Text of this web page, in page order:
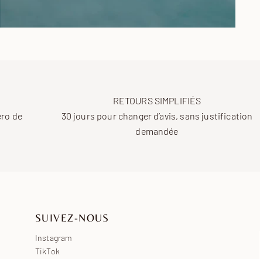
de
RETOURS SIMPLIFIÉS
30 jours pour changer d’avis, sans justification
demandée
SUIVEZ-NOUS
Instagram
TikTok